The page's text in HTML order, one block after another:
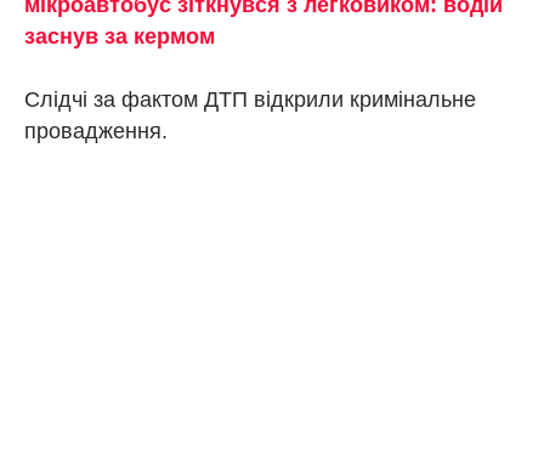
заснув за кермом
Слідчі за фактом ДТП відкрили кримінальне
провадження.